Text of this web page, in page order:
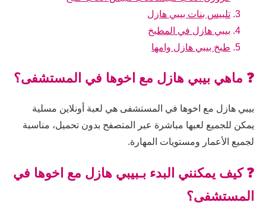
تلبيس بنات بيبي هازل
بيبي هازل في المطبخ
طبخ بيبي هازل وامها
❓ ماهي بيبي هازل مع اخوها في المستشفى؟
بيبي هازل مع اخوها في المستشفى هي لعبة أونلاين مسلية
يمكن للجميع لعبها مباشرة عبر المتصفح بدون تحميل، مناسبة
لجميع الأعمار ومستويات المهارة.
❓ كيف يمكنني البدء بـبيبي هازل مع اخوها في
المستشفى؟